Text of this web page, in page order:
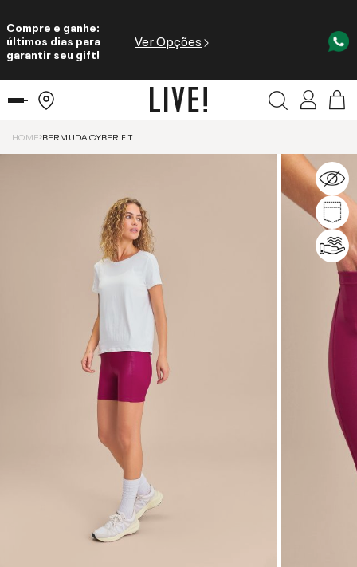
Compre e ganhe:
últimos dias para
garantir seu gift!
Ver Opções
HOME BERMUDA CYBER FIT